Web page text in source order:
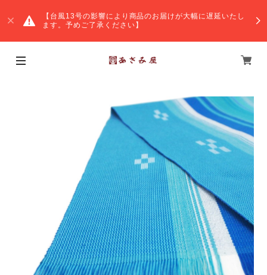
【台風13号の影響により商品のお届けが大幅に遅延いたし
ます。予めご了承ください】